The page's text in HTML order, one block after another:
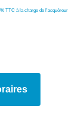
TTC à la charge de l'acquéreur